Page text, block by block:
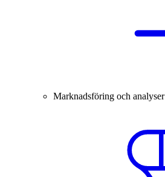
Marknadsföring och analyser